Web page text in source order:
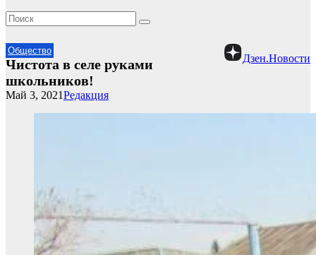
Общество
Дзен.Новости
Чистота в селе руками
школьников!
Редакция
Май 3, 2021